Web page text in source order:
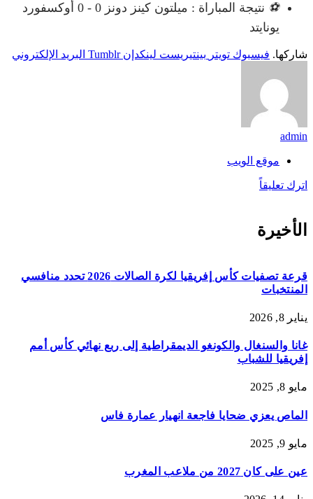
⚽
نتيجة المباراة : ميلتون كينز دونز 0 - 0 أوكسفورد
يونايتد
شاركها. فيسبوك تويتر بينتيريست لينكدإن Tumblr البريد الإلكتروني
admin
موقع الويب
اترك تعليقاً
الأخيرة
قرعة تصفيات كأس إفريقيا لكرة الصالات 2026 تحدد منافسي
المنتخبات
يناير 8, 2026
غانا والسنغال والكونغو الديمقراطية إلى ربع نهائي كأس أمم
إفريقيا للشباب
مايو 8, 2025
الماص يعزي ضحايا فاجعة انهيار عمارة فاس
مايو 9, 2025
عين على كان 2027 من ملاعب المغرب